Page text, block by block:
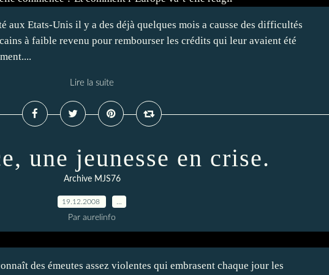
aux Etats-Unis il y a des déjà quelques mois a causse des difficultés
à faible revenu pour rembourser les crédits qui leur avaient été
Lire la suite
une jeunesse en crise.
Archive MJS76
19.12.2008
Par aurelinfo
des émeutes assez violentes qui embrasent chaque jour les